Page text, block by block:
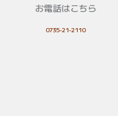
お電話はこちら
0735-21-2110